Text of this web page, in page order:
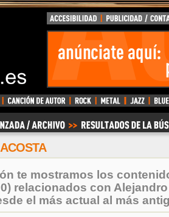
te mostramos los
relacionados con
el más actual al más